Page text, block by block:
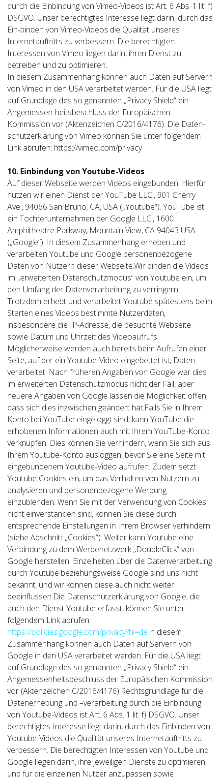
durch die Einbindung von Vimeo-Videos ist Art. 6 Abs. 1 lit. f)
DSGVO. Unser berechtigtes Interesse liegt darin, durch das
Ein-binden von Vimeo-Videos die Qualität unseres
Internetauftritts zu verbessern. Die berechtigten
Interessen von Vimeo liegen darin, ihren Dienst zu
betreiben und zu optimieren.
In diesem Zusammenhang können auch Daten auf Servern
von Vimeo in den USA verarbeitet werden. Für die USA liegt
auf Grundlage des so genannten „Privacy Shield“ ein
Angemessen-heitsbeschluss der Europäischen
Kommission vor (Aktenzeichen C/2016/4176). Die Daten-
schutzerklärung von Vimeo können Sie unter folgendem
Link abrufen: https://vimeo.com/privacy
10. Einbindung von Youtube-Videos
Auf dieser Webseite werden Videos eingebunden. Hierfür
nutzen wir einen Dienst der YouTube LLC., 901 Cherry
Ave., 94066 San Bruno, CA, USA („Youtube“). YouTube ist
ein Tochterunternehmen der Google LLC., 1600
Amphitheatre Parkway, Mountain View, CA 94043 USA
(„Google“). In diesem Zusammenhang erheben und
verarbeiten Youtube und Google personenbezogene
Daten von Nutzern dieser Webseite.Wir binden die Videos
im „erweiterten Datenschutzmodus“ von Youtube ein, um
den Umfang der Datenverarbeitung zu verringern.
Trotzdem erhebt und verarbeitet Youtube spätestens beim
Starten eines Videos bestimmte Nutzerdaten,
insbesondere die IP-Adresse, die besuchte Webseite
sowie Datum und Uhrzeit des Videoaufrufs.
Möglicherweise werden auch bereits beim Aufrufen einer
Seite, auf der ein Youtube-Video eingebettet ist, Daten
verarbeitet. Nach früheren Angaben von Google war dies
im erweiterten Datenschutzmodus nicht der Fall, aber
neuere Angaben von Google lassen die Möglichkeit offen,
dass sich dies inzwischen geändert hat.Falls Sie in Ihrem
Konto bei YouTube eingeloggt sind, kann YouTube die
erhobenen Informationen auch mit Ihrem YouTube-Konto
verknüpfen. Dies können Sie verhindern, wenn Sie sich aus
Ihrem Youtube-Konto ausloggen, bevor Sie eine Seite mit
eingebundenem Youtube-Video aufrufen. Zudem setzt
Youtube Cookies ein, um das Verhalten von Nutzern zu
analysieren und personenbezogene Werbung
einzublenden. Wenn Sie mit der Verwendung von Cookies
nicht einverstanden sind, können Sie diese durch
entsprechende Einstellungen in Ihrem Browser verhindern
(siehe Abschnitt „Cookies“). Weiter kann Youtube eine
Verbindung zu dem Werbenetzwerk „DoubleClick“ von
Google herstellen. Einzelheiten über die Datenverarbeitung
durch Youtube beziehungsweise Google sind uns nicht
bekannt, und wir können diese auch nicht weiter
beeinflussen.Die Datenschutzerklärung von Google, die
auch den Dienst Youtube erfasst, können Sie unter
folgendem Link abrufen:
https://policies.google.com/privacy?hl=deIn diesem
Zusammenhang können auch Daten auf Servern von
Google in den USA verarbeitet werden. Für die USA liegt
auf Grundlage des so genannten „Privacy Shield“ ein
Angemessenheitsbeschluss der Europäischen Kommission
vor (Aktenzeichen C/2016/4176).Rechtsgrundlage für die
Datenerhebung und –verarbeitung durch die Einbindung
von Youtube-Videos ist Art. 6 Abs. 1 lit. f) DSGVO. Unser
berechtigtes Interesse liegt darin, durch das Einbinden von
Youtube-Videos die Qualität unseres Internetauftritts zu
verbessern. Die berechtigten Interessen von Youtube und
Google liegen darin, ihre jeweiligen Dienste zu optimieren
und für die einzelnen Nutzer anzupassen sowie